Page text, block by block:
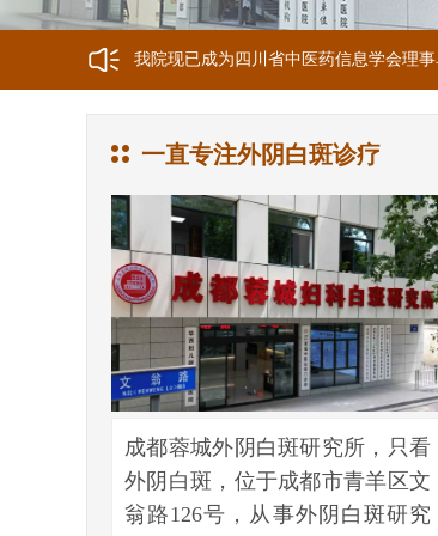
我院现已成为四川省中医药信息学会理
我院正式获选为四川省第二中医医院、
我院位于成都市青羊区文翁路126号，
一直专注外阴白斑诊疗
成都蓉城外阴白斑研究所，只看
外阴白斑，位于成都市青羊区文
翁路126号，从事外阴白斑研究